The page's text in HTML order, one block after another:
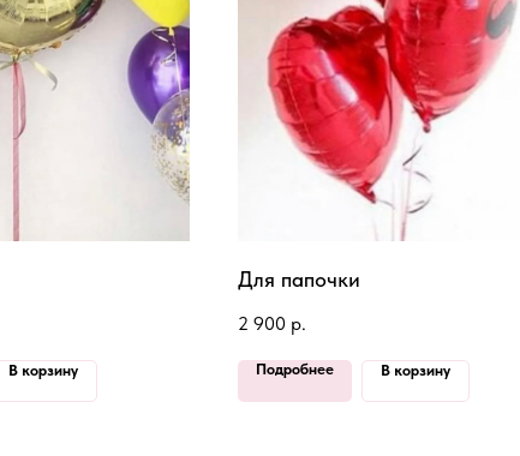
В корзину
Для папочки
2 900 р.
Подробнее В корзину